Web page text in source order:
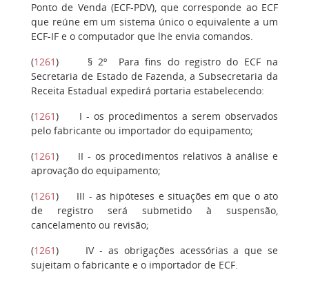
Ponto de Venda (ECF-PDV), que corresponde ao ECF
que reúne em um sistema único o equivalente a um
ECF-IF e o computador que lhe envia comandos.
(1261) § 2º
Para fins do registro do ECF na
Secretaria de Estado de Fazenda, a Subsecretaria da
Receita Estadual expedirá portaria estabelecendo:
(1261) I - os procedimentos a serem observados
pelo fabricante ou importador do equipamento;
(1261) II- os procedimentos relativos à análise e
aprovação do equipamento;
(1261) III - as hipóteses e situações em que o ato
de registro será submetido à suspensão,
cancelamento ou revisão;
(1261) IV- as obrigações acessórias a que se
sujeitam o fabricante e o importador de ECF.